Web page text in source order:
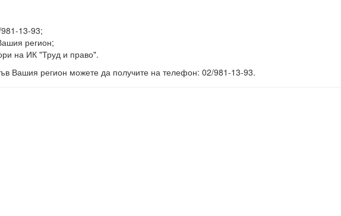
13-93;
регион;
на ИК "Труд и право".
Вашия регион можете да получите на телефон: 02/981-13-93.